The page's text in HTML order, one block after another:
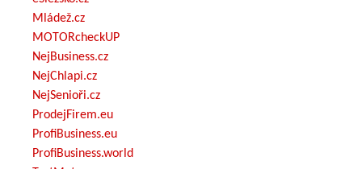
Mládež.cz
MOTORcheckUP
NejBusiness.cz
NejChlapi.cz
NejSenioři.cz
ProdejFirem.eu
ProfiBusiness.eu
ProfiBusiness.world